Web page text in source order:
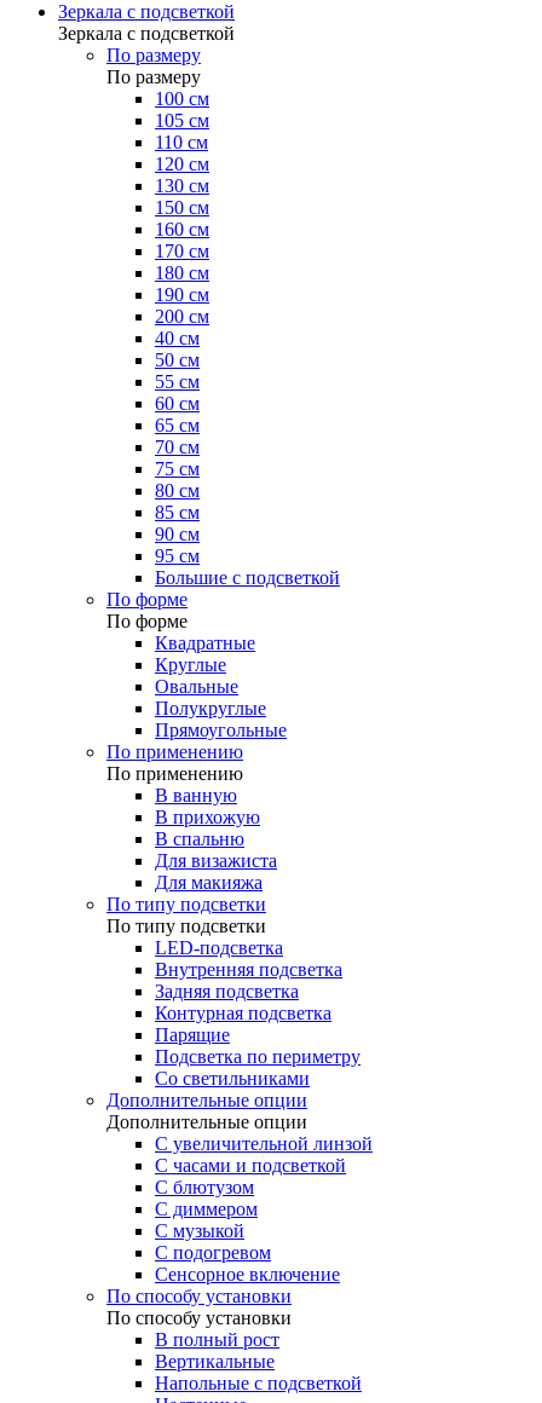
Зеркала с подсветкой
Зеркала с подсветкой
По размеру
По размеру
100 см
105 см
110 см
120 см
130 см
150 см
160 см
170 см
180 см
190 см
200 см
40 см
50 см
55 см
60 см
65 см
70 см
75 см
80 см
85 см
90 см
95 см
Большие с подсветкой
По форме
По форме
Квадратные
Круглые
Овальные
Полукруглые
Прямоугольные
По применению
По применению
В ванную
В прихожую
В спальню
Для визажиста
Для макияжа
По типу подсветки
По типу подсветки
LED-подсветка
Внутренняя подсветка
Задняя подсветка
Контурная подсветка
Парящие
Подсветка по периметру
Со светильниками
Дополнительные опции
Дополнительные опции
C увеличительной линзой
C часами и подсветкой
С блютузом
С диммером
С музыкой
С подогревом
Сенсорное включение
По способу установки
По способу установки
В полный рост
Вертикальные
Напольные с подсветкой